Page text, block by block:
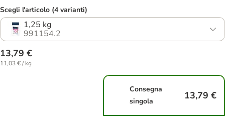
Scegli l'articolo (4 varianti)
1,25 kg
991154.2
13,79 €
11,03 € / kg
Consegna
singola
13,79 €